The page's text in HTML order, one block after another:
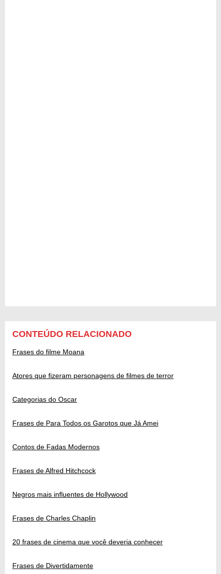
CONTEÚDO RELACIONADO
Frases do filme Moana
Atores que fizeram personagens de filmes de terror
Categorias do Oscar
Frases de Para Todos os Garotos que Já Amei
Contos de Fadas Modernos
Frases de Alfred Hitchcock
Negros mais influentes de Hollywood
Frases de Charles Chaplin
20 frases de cinema que você deveria conhecer
Frases de Divertidamente